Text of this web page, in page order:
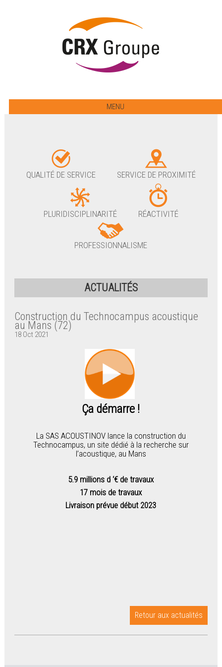
MENU
QUALITÉ DE SERVICE SERVICE DE PROXIMITÉ
PLURIDISCIPLINARITÉ RÉACTIVITÉ
PROFESSIONNALISME
ACTUALITÉS
Construction du Technocampus acoustique
au Mans (72)
18 Oct 2021
Ça démarre !
La SAS ACOUSTINOV lance la construction du
Technocampus, un site dédié à la recherche sur
l’acoustique, au Mans
5.9 millions d ‘€ de travaux
17 mois de travaux
Livraison prévue début 2023
Retour aux actualités